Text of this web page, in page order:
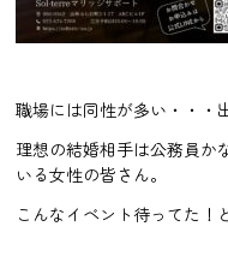
職場には同性が多い・・・
理想の結婚相手は公務員か
いる女性の皆さん。
こんなイベント待ってた